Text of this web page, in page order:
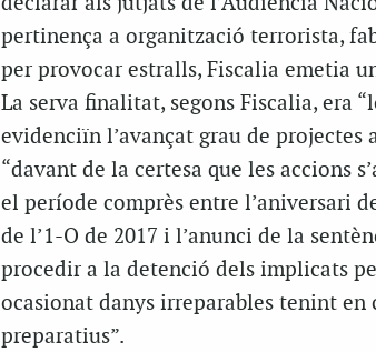
pertinença a organització terrorista,
per provocar estralls, Fiscalia emetia
La serva finalitat, segons Fiscalia, era
evidenciïn l’avançat grau de
“davant de la certesa que les accions
el període comprès entre l’aniversari
de l’1-O de 2017 i l’anunci de la
procedir a la detenció dels implicats
ocasionat danys irreparables tenint en
preparatius”.